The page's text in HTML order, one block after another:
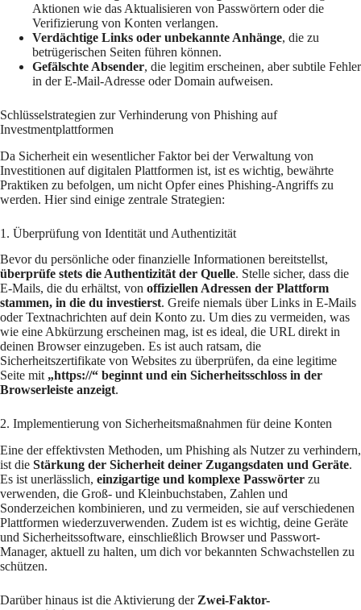
Aktionen wie das Aktualisieren von Passwörtern oder die
Verifizierung von Konten verlangen.
Verdächtige Links oder unbekannte Anhänge, die zu
betrügerischen Seiten führen können.
Gefälschte Absender, die legitim erscheinen, aber subtile Fehler
in der E-Mail-Adresse oder Domain aufweisen.
Schlüsselstrategien zur Verhinderung von Phishing auf
Investmentplattformen
Da Sicherheit ein wesentlicher Faktor bei der Verwaltung von
Investitionen auf digitalen Plattformen ist, ist es wichtig, bewährte
Praktiken zu befolgen, um nicht Opfer eines Phishing-Angriffs zu
werden. Hier sind einige zentrale Strategien:
1. Überprüfung von Identität und Authentizität
Bevor du persönliche oder finanzielle Informationen bereitstellst,
überprüfe stets die Authentizität der Quelle. Stelle sicher, dass die
E-Mails, die du erhältst, von offiziellen Adressen der Plattform
stammen, in die du investierst. Greife niemals über Links in E-Mails
oder Textnachrichten auf dein Konto zu. Um dies zu vermeiden, was
wie eine Abkürzung erscheinen mag, ist es ideal, die URL direkt in
deinen Browser einzugeben. Es ist auch ratsam, die
Sicherheitszertifikate von Websites zu überprüfen, da eine legitime
Seite mit „https://“ beginnt und ein Sicherheitsschloss in der
Browserleiste anzeigt.
2. Implementierung von Sicherheitsmaßnahmen für deine Konten
Eine der effektivsten Methoden, um Phishing als Nutzer zu verhindern,
ist die Stärkung der Sicherheit deiner Zugangsdaten und Geräte.
Es ist unerlässlich, einzigartige und komplexe Passwörter zu
verwenden, die Groß- und Kleinbuchstaben, Zahlen und
Sonderzeichen kombinieren, und zu vermeiden, sie auf verschiedenen
Plattformen wiederzuverwenden. Zudem ist es wichtig, deine Geräte
und Sicherheitssoftware, einschließlich Browser und Passwort-
Manager, aktuell zu halten, um dich vor bekannten Schwachstellen zu
schützen.​
Darüber hinaus ist die Aktivierung der Zwei-Faktor-